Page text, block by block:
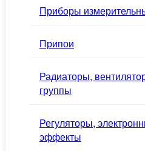
Приборы
Припои
Радиаторы,
группы
Регуляторы,
эффекты